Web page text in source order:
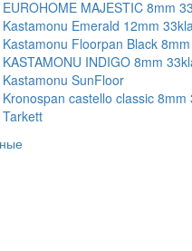
MAJESTIC 8mm
Emerald 12mm
Floorpan Black
INDIGO 8mm
SunFloor
castello classic 8mm